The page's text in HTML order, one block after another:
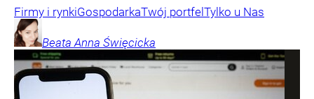
Firmy i rynkiGospodarkaTwój portfel Tylko u Nas
Beata Anna Święcicka